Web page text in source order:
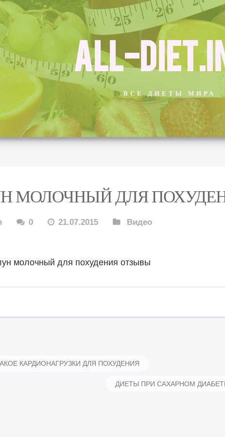
ALL-
ВСЕ ДИЕТЫ МИРА
МОЛОЧНЫЙ ДЛЯ
0 21.07.2015 Видео
молочный для похудения отзывы
КАРДИОНАГРУЗКИ ДЛЯ ПОХУДЕНИЯ
ДИЕТЫ ПРИ САХАРНОМ